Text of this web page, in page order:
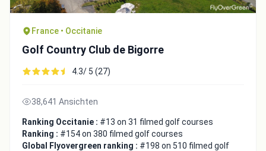
France • Occitanie
Golf Country Club de Bigorre
4.3/ 5 (27)
38,641 Ansichten
Ranking Occitanie : #13 on 31 filmed golf courses
Ranking : #154 on 380 filmed golf courses
Global Flyovergreen ranking : #198 on 510 filmed golf